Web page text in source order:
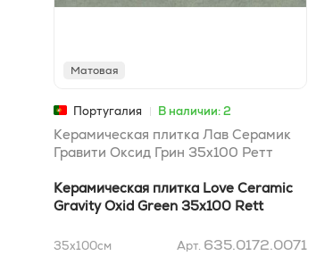
Матовая
Португалия В наличии: 2
Керамическая плитка Лав Серамик
Гравити Оксид Грин 35x100 Ретт
Керамическая плитка Love Ceramic
Gravity Oxid Green 35x100 Rett
35x100см Арт. 635.0172.0071